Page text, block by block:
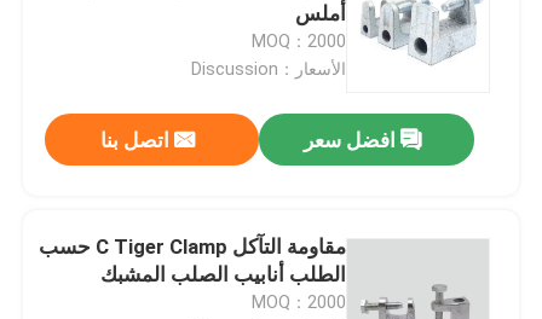
أملس
MOQ：2000
الأسعار：Discussion
افضل سعر اتصل بنا
مقاومة التآكل C Tiger Clamp حسب
الطلب أنابيب الصلب المشبك
MOQ：2000